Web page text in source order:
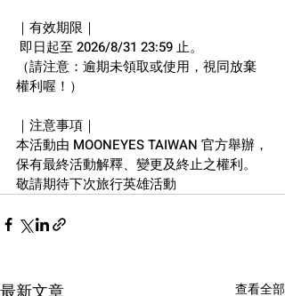
｜有效期限｜
即日起至 2026/8/31 23:59 止。
（請注意：逾期未領取或使用，視同放棄
權利喔！）
｜注意事項｜
本活動由 MOONEYES TAIWAN 官方舉辦，
保有最終活動解釋、變更及終止之權利。
敬請期待下次旅行英雄活動
查看全部